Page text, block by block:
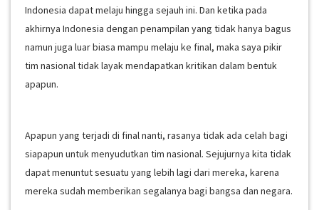
Indonesia dapat melaju hingga sejauh ini. Dan ketika pada
akhirnya Indonesia dengan penampilan yang tidak hanya bagus
namun juga luar biasa mampu melaju ke final, maka saya pikir
tim nasional tidak layak mendapatkan kritikan dalam bentuk
apapun.
Apapun yang terjadi di final nanti, rasanya tidak ada celah bagi
siapapun untuk menyudutkan tim nasional. Sejujurnya kita tidak
dapat menuntut sesuatu yang lebih lagi dari mereka, karena
mereka sudah memberikan segalanya bagi bangsa dan negara.